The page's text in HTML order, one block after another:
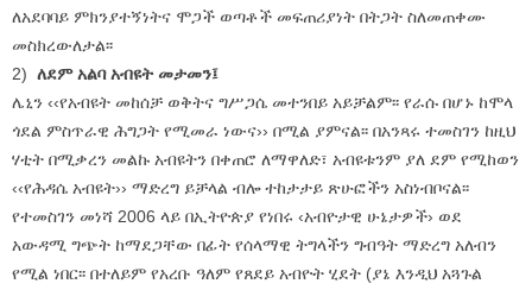
ለአደባባይ ምክንያተኝነትና ሞጋች ወጣቶች መፍጠሪያነት በትጋት ስለመጠቀሙ
መስክረውለታል፡፡
2) ለደም አልባ አብዩት መታመን፤
ሌኒን ‹‹የአብዩት መከሰቻ ወቅትና ግሥጋሴ መተንበይ አይቻልም፡፡ የራሱ በሆኑ ከሞላ
ጎደል ምስጥራዊ ሕግጋት የሚመራ ነውና›› በሚል ያምናል፡፡ በአንጻሩ ተመስገን ከዚህ
ሃቲት በሚቃረን መልኩ አብዩትን በቀጠሮ ለማዋለድ፣ አብዩቱንም ያለ ደም የሚከወን
‹‹የሕዳሴ አብዩት›› ማድረግ ይቻላል ብሎ ተከታታይ ጽሁፎችን አስነብቦናል፡፡
የተመስገን መነሻ 2006 ላይ በኢትዮጵያ የነበሩ ‹አብዮታዊ ሁኔታዎች› ወደ
አውዳሚ ግጭት ከማደጋቸው በፊት የሰላማዊ ትግላችን ግብዓት ማድረግ አለብን
የሚል ነበር፡፡ በተለይም የአረቡ ዓለም የጸደይ አብዮት ሂደት (ያኔ እንዲህ አጓጉል